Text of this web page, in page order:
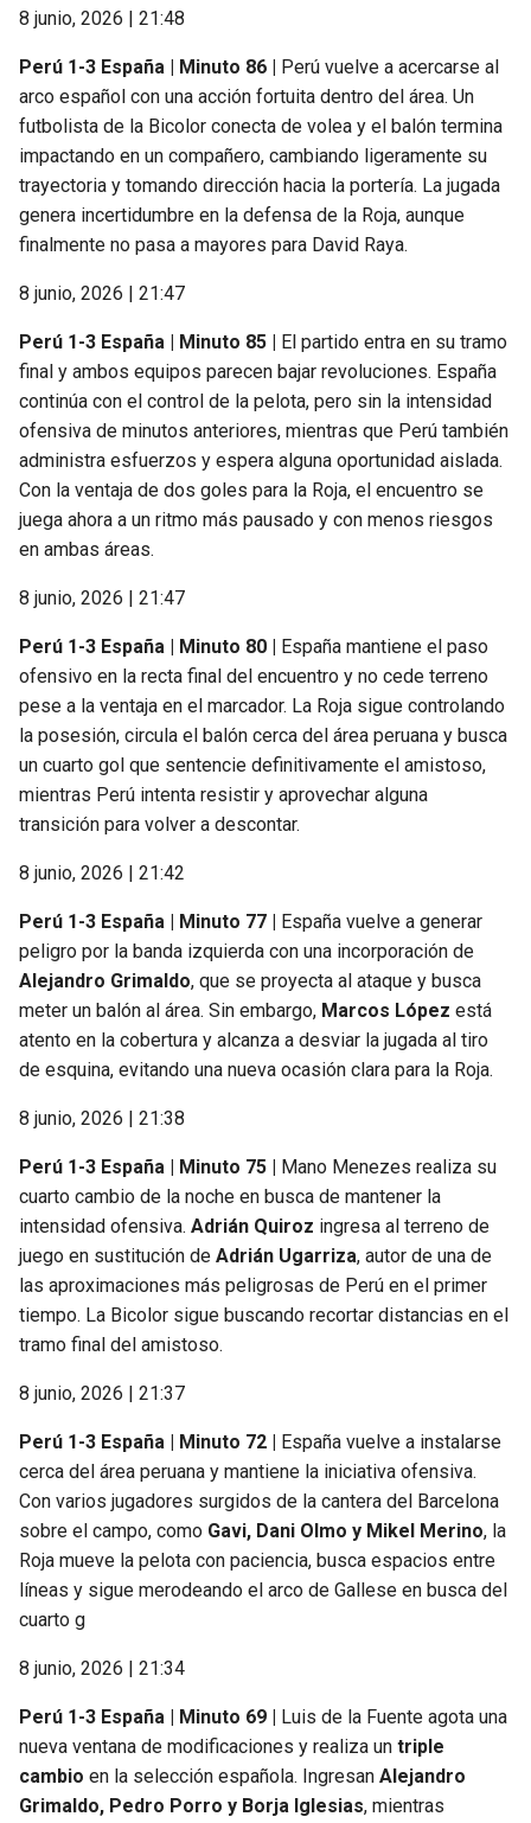
8 junio, 2026 | 21:48
Perú 1-3 España | Minuto 86 | Perú vuelve a acercarse al
arco español con una acción fortuita dentro del área. Un
futbolista de la Bicolor conecta de volea y el balón termina
impactando en un compañero, cambiando ligeramente su
trayectoria y tomando dirección hacia la portería. La jugada
genera incertidumbre en la defensa de la Roja, aunque
finalmente no pasa a mayores para David Raya.
8 junio, 2026 | 21:47
Perú 1-3 España | Minuto 85 | El partido entra en su tramo
final y ambos equipos parecen bajar revoluciones. España
continúa con el control de la pelota, pero sin la intensidad
ofensiva de minutos anteriores, mientras que Perú también
administra esfuerzos y espera alguna oportunidad aislada.
Con la ventaja de dos goles para la Roja, el encuentro se
juega ahora a un ritmo más pausado y con menos riesgos
en ambas áreas.
8 junio, 2026 | 21:47
Perú 1-3 España | Minuto 80 | España mantiene el paso
ofensivo en la recta final del encuentro y no cede terreno
pese a la ventaja en el marcador. La Roja sigue controlando
la posesión, circula el balón cerca del área peruana y busca
un cuarto gol que sentencie definitivamente el amistoso,
mientras Perú intenta resistir y aprovechar alguna
transición para volver a descontar.
8 junio, 2026 | 21:42
Perú 1-3 España | Minuto 77 | España vuelve a generar
peligro por la banda izquierda con una incorporación de
Alejandro Grimaldo, que se proyecta al ataque y busca
meter un balón al área. Sin embargo, Marcos López está
atento en la cobertura y alcanza a desviar la jugada al tiro
de esquina, evitando una nueva ocasión clara para la Roja.
8 junio, 2026 | 21:38
Perú 1-3 España | Minuto 75 | Mano Menezes realiza su
cuarto cambio de la noche en busca de mantener la
intensidad ofensiva. Adrián Quiroz ingresa al terreno de
juego en sustitución de Adrián Ugarriza, autor de una de
las aproximaciones más peligrosas de Perú en el primer
tiempo. La Bicolor sigue buscando recortar distancias en el
tramo final del amistoso.
8 junio, 2026 | 21:37
Perú 1-3 España | Minuto 72 | España vuelve a instalarse
cerca del área peruana y mantiene la iniciativa ofensiva.
Con varios jugadores surgidos de la cantera del Barcelona
sobre el campo, como Gavi, Dani Olmo y Mikel Merino, la
Roja mueve la pelota con paciencia, busca espacios entre
líneas y sigue merodeando el arco de Gallese en busca del
cuarto g
8 junio, 2026 | 21:34
Perú 1-3 España | Minuto 69 | Luis de la Fuente agota una
nueva ventana de modificaciones y realiza un triple
cambio en la selección española. Ingresan Alejandro
Grimaldo, Pedro Porro y Borja Iglesias, mientras